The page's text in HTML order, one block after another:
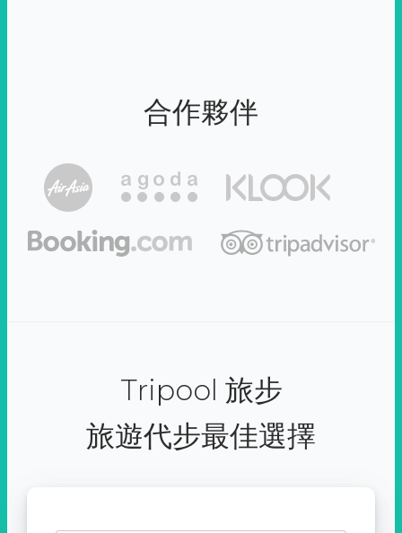
合作夥伴
Tripool 旅步
旅遊代步最佳選擇